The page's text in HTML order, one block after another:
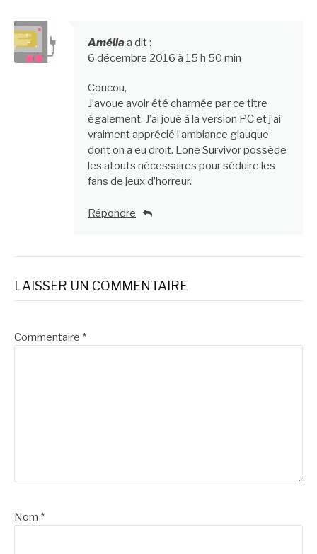
Amélia a dit :
6 décembre 2016 à 15 h 50 min
Coucou,
J’avoue avoir été charmée par ce titre
également. J’ai joué à la version PC et j’ai
vraiment apprécié l’ambiance glauque
dont on a eu droit. Lone Survivor possède
les atouts nécessaires pour séduire les
fans de jeux d’horreur.
Répondre
LAISSER UN COMMENTAIRE
Commentaire *
Nom *